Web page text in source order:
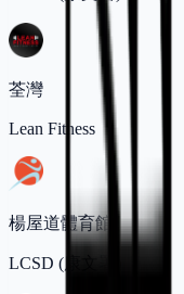
荃灣
Lean Fitness
楊屋道體育館
LCSD (康文署)